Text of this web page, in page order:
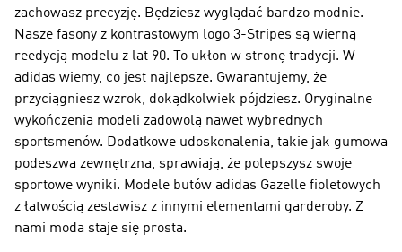
zachowasz precyzję. Będziesz wyglądać bardzo modnie.
Nasze fasony z kontrastowym logo 3-Stripes są wierną
reedycją modelu z lat 90. To ukłon w stronę tradycji. W
adidas wiemy, co jest najlepsze. Gwarantujemy, że
przyciągniesz wzrok, dokądkolwiek pójdziesz. Oryginalne
wykończenia modeli zadowolą nawet wybrednych
sportsmenów. Dodatkowe udoskonalenia, takie jak gumowa
podeszwa zewnętrzna, sprawiają, że polepszysz swoje
sportowe wyniki. Modele butów adidas Gazelle fioletowych
z łatwością zestawisz z innymi elementami garderoby. Z
nami moda staje się prosta.